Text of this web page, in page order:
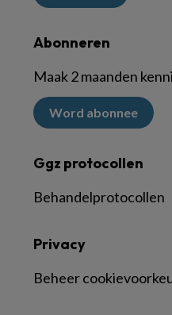
Abonneren
Maak 2 maanden
Word abonnee
Ggz protocollen
Behandelprotocollen
Privacy
Beheer